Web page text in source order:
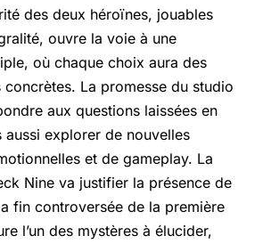
des deux héroïnes, jouables
ouvre la voie à une
où chaque choix aura des
concrètes. La promesse du studio
aux questions laissées en
aussi explorer de nouvelles
et de gameplay. La
Nine va justifier la présence de
fin controversée de la première
l’un des mystères à élucider,